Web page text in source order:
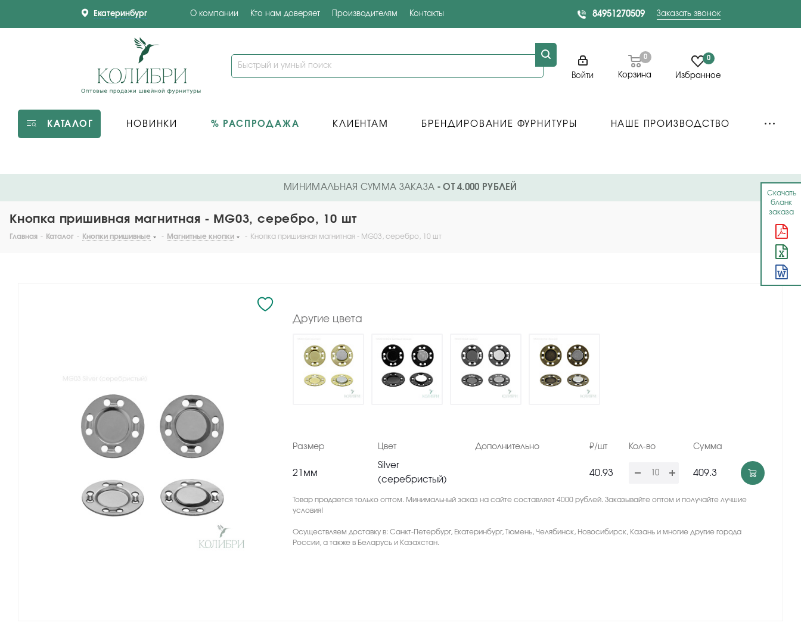
Скачать
бланк
заказа
Екатеринбург О компании Кто нам доверяет Производителям Контакты 84951270509 Заказать звонок
Войти Корзина
0 0
Избранное
КАТАЛОГ НОВИНКИ % РАСПРОДАЖА КЛИЕНТАМ БРЕНДИРОВАНИЕ ФУРНИТУРЫ НАШЕ ПРОИЗВОДСТВО
МИНИМАЛЬНАЯ СУММА ЗАКАЗА - ОТ 4.000 РУБЛЕЙ
Кнопка пришивная магнитная - MG03, серебро, 10 шт
Главная - Каталог - Кнопки пришивные - Магнитные кнопки - Кнопка пришивная магнитная - MG03, серебро, 10 шт
Другие цвета
Размер Цвет Дополнительно ₽/шт Кол-во Сумма
21мм
Silver
(серебристый)
40.93 409.3
Товар продается только оптом. Минимальный заказ на сайте составляет 4000 рублей. Заказывайте оптом и получайте лучшие
условия!
Осуществляем доставку в: Санкт-Петербург, Екатеринбург, Тюмень, Челябинск, Новосибирск, Казань и многие другие города
России, а также в Беларусь и Казахстан.